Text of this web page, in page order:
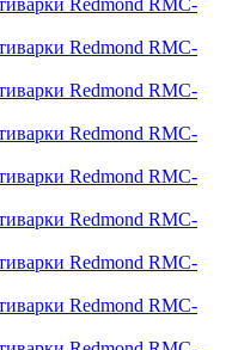
Redmond RMC-
Redmond RMC-
Redmond RMC-
Redmond RMC-
Redmond RMC-
Redmond RMC-
Redmond RMC-
Redmond RMC-